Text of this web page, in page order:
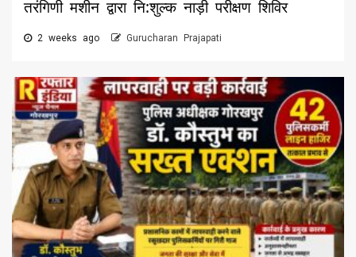
तरंगिणी मशीन द्वारा नि:शुल्क नाड़ी परीक्षण शिविर
2 weeks ago Gurucharan Prajapati